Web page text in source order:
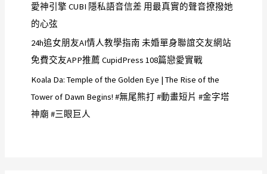
愛神引擎 CUBI 隱私語音信差 用最真實的聲音撩撥她
的心弦
24h追女朋友AI情人教學指南 未婚單身聯誼交友網站
免費交友APP推薦 CupidPress 108篇戀愛實戰
Koala Da: Temple of the Golden Eye | The Rise of the
Tower of Dawn Begins! #無尾熊打 #動畫短片 #金字塔
神廟 #三眼巨人